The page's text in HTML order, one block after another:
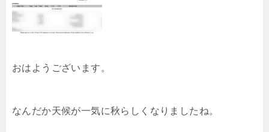
おはようございます。
なんだか天候が一気に秋らしくなりましたね。